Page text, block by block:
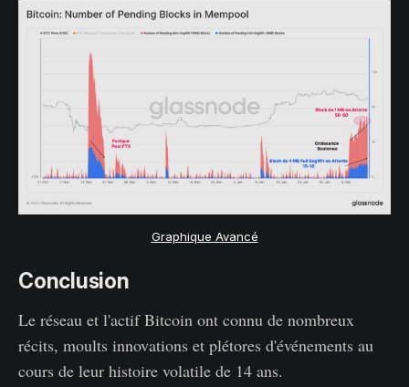
Graphique Avancé
Conclusion
Le réseau et l'actif Bitcoin ont connu de nombreux
récits, moults innovations et plétores d'événements au
cours de leur histoire volatile de 14 ans.